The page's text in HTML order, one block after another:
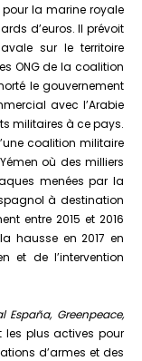
pour la marine royale
d’euros. Il prévoit
sur le territoire
ONG de la coalition
le gouvernement
avec l’Arabie
militaires à ce pays.
coalition militaire
où des milliers
menées par la
à destination
entre 2015 et 2016
hausse en 2017 en
et de l’intervention
España, Greenpeace,
plus actives pour
d’armes et des